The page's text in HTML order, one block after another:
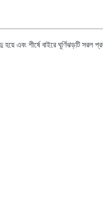
এবং শীর্ষে বাইরে ঘূর্ণিঝড়টি সরল